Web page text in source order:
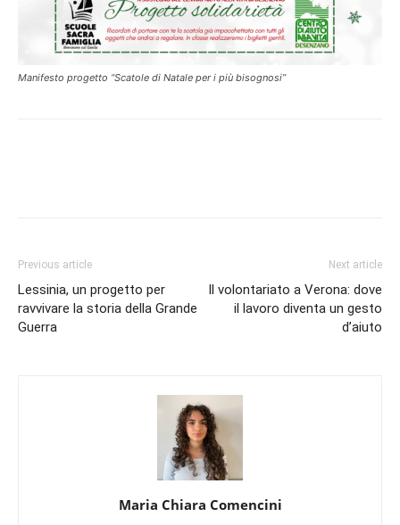
Manifesto progetto “Scatole di Natale per i più bisognosi”
Previous article
Lessinia, un progetto per
ravvivare la storia della Grande
Guerra
Next article
Il volontariato a Verona: dove
il lavoro diventa un gesto
d’aiuto
Maria Chiara Comencini